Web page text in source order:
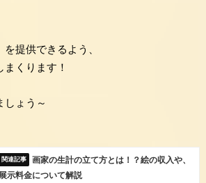
提供できるよう、
くります！
しょう～
画家の生計の立て方とは！？絵の収入や、
展示料金について解説